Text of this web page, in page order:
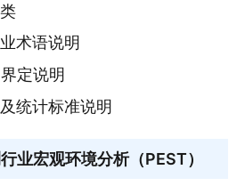
术语说明
定说明
统计标准说明
业宏观环境分析（PEST）